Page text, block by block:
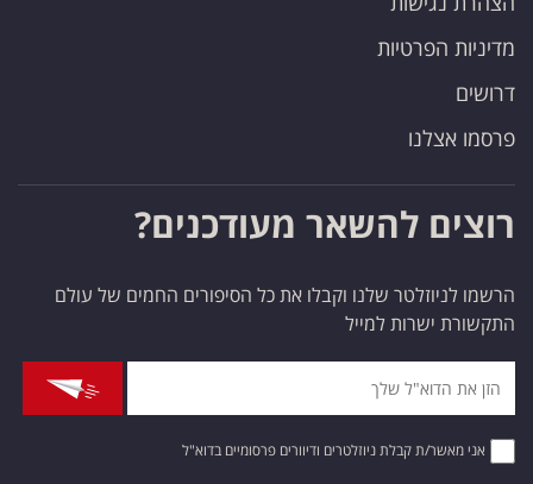
מדיניות הפרטיות
דרושים
פרסמו אצלנו
רוצים להשאר מעודכנים?
הרשמו לניוזלטר שלנו וקבלו את כל הסיפורים החמים של עולם
התקשורת ישרות למייל
אני מאשר/ת קבלת ניוזלטרים ודיוורים פרסומיים בדוא"ל